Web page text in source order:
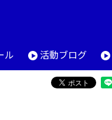
ル 活動ブログ